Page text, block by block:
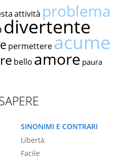
attività problema
divertente
permettereacume
bello amore paura
SINONIMI E CONTRARI
Libertà
Facile